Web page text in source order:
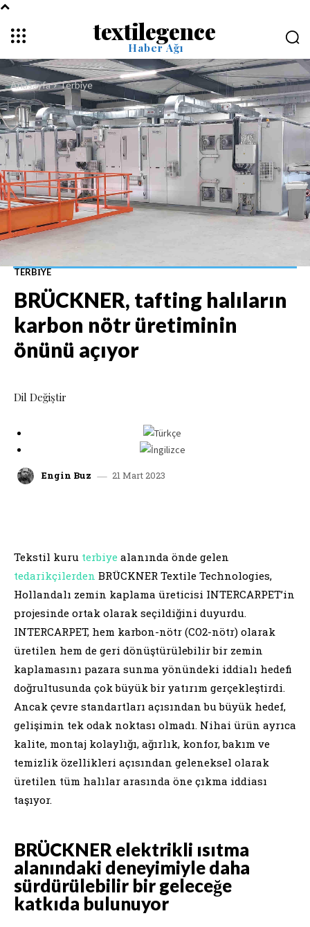
textilegence
Haber Ağı
Anasayfa Terbiye
TERBIYE
BRÜCKNER, tafting halıların
karbon nötr üretiminin
önünü açıyor
Dil Değiştir
Engin Buz 21 Mart 2023
Tekstil kuru terbiye alanında önde gelen
tedarikçilerden BRÜCKNER Textile Technologies,
Hollandalı zemin kaplama üreticisi INTERCARPET’in
projesinde ortak olarak seçildiğini duyurdu.
INTERCARPET, hem karbon-nötr (CO2-nötr) olarak
üretilen hem de geri dönüştürülebilir bir zemin
kaplamasını pazara sunma yönündeki iddialı hedefi
doğrultusunda çok büyük bir yatırım gerçekleştirdi.
Ancak çevre standartları açısından bu büyük hedef,
gelişimin tek odak noktası olmadı. Nihai ürün ayrıca
kalite, montaj kolaylığı, ağırlık, konfor, bakım ve
temizlik özellikleri açısından geleneksel olarak
üretilen tüm halılar arasında öne çıkma iddiası
taşıyor.
BRÜCKNER elektrikli ısıtma
alanındaki deneyimiyle daha
sürdürülebilir bir geleceğe
katkıda bulunuyor